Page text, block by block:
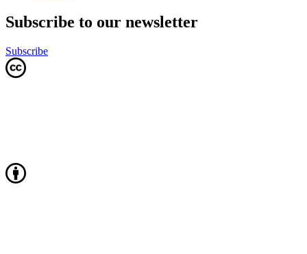
Subscribe to our newsletter
Subscribe